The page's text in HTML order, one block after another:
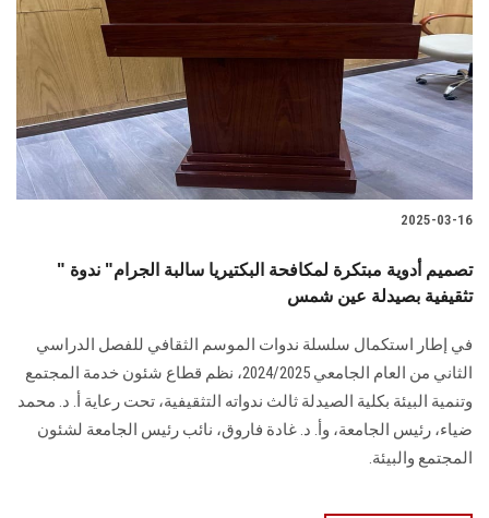
2025-03-16
" تصميم أدوية مبتكرة لمكافحة البكتيريا سالبة الجرام" ندوة
تثقيفية بصيدلة عين شمس
في إطار استكمال سلسلة ندوات الموسم الثقافي للفصل الدراسي
الثاني من العام الجامعي 2024/2025، نظم قطاع شئون خدمة المجتمع
وتنمية البيئة بكلية الصيدلة ثالث ندواته التثقيفية، تحت رعاية أ. د. محمد
ضياء، رئيس الجامعة، وأ. د. غادة فاروق، نائب رئيس الجامعة لشئون
المجتمع والبيئة.